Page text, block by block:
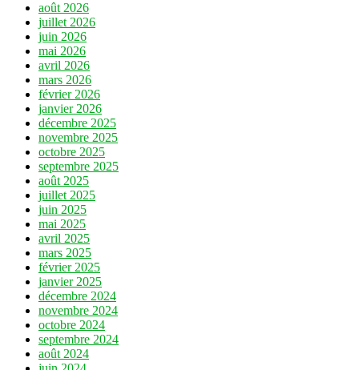
août 2026
juillet 2026
juin 2026
mai 2026
avril 2026
mars 2026
février 2026
janvier 2026
décembre 2025
novembre 2025
octobre 2025
septembre 2025
août 2025
juillet 2025
juin 2025
mai 2025
avril 2025
mars 2025
février 2025
janvier 2025
décembre 2024
novembre 2024
octobre 2024
septembre 2024
août 2024